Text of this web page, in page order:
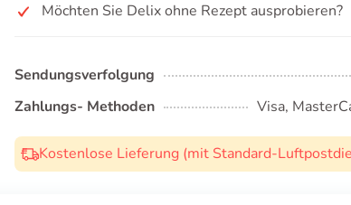
Möchten Sie Delix ohne Rezept ausprobieren?
Sendungsverfolgung
Zahlungs- Methoden
Visa,
Kostenlose Lieferung (mit Standard-